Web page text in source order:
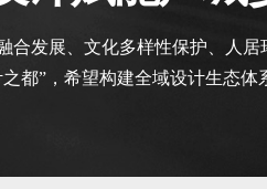
合发展、文化多样性保护、人
都”，希望构建全域设计生态体